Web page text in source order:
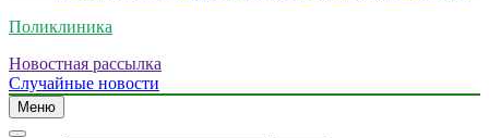
Поликлиника
Новостная рассылка
Случайные новости
Меню